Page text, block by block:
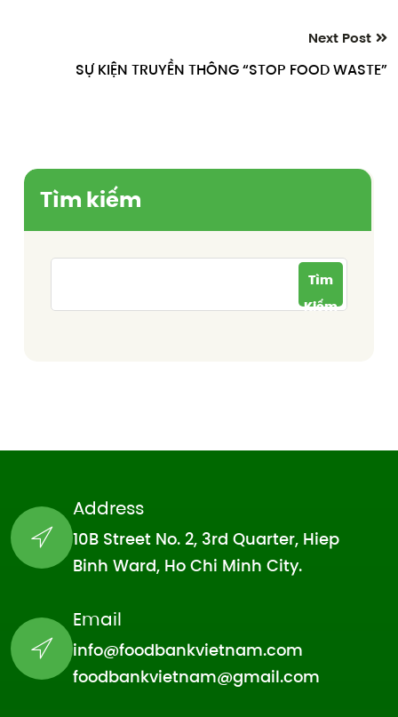
Next Post
SỰ KIỆN TRUYỀN THÔNG “STOP FOOD WASTE”
Tìm kiếm
Tìm
Kiếm
Address
10B Street No. 2, 3rd Quarter, Hiep
Binh Ward, Ho Chi Minh City.
Email
info@foodbankvietnam.com
foodbankvietnam@gmail.com